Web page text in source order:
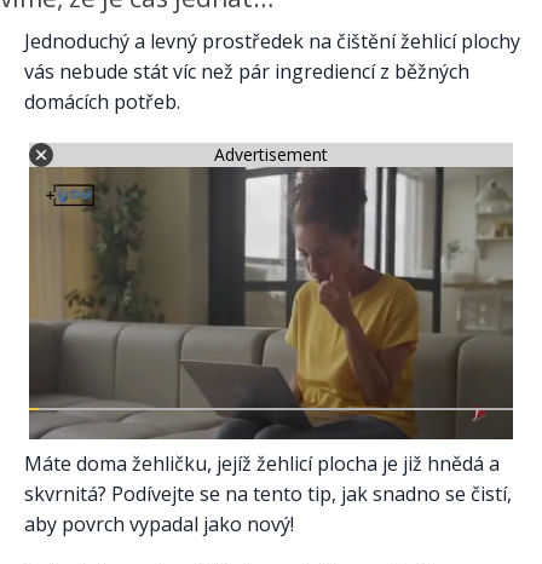
Jednoduchý a levný prostředek na čištění žehlicí plochy
vás nebude stát víc než pár ingrediencí z běžných
domácích potřeb.
Advertisement
Máte doma žehličku, jejíž žehlicí plocha je již hnědá a
skvrnitá? Podívejte se na tento tip, jak snadno se čistí,
aby povrch vypadal jako nový!